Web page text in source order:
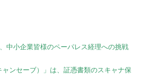
中小企業皆様のペーパレス経理への挑戦
ャンセーブ）」は、証憑書類のスキャナ保